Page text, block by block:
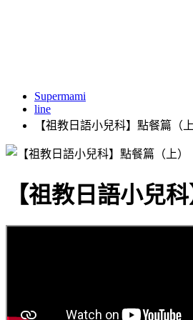
Supermami
line
【祖教日語小兒科】點餐篇（上
【祖教日語小兒